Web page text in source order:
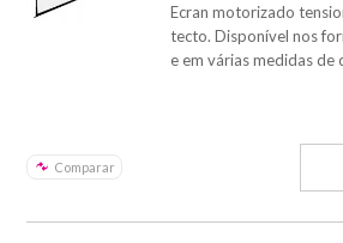
Ecran motorizado
tecto. Disponível nos
e em várias medidas de
Comparar